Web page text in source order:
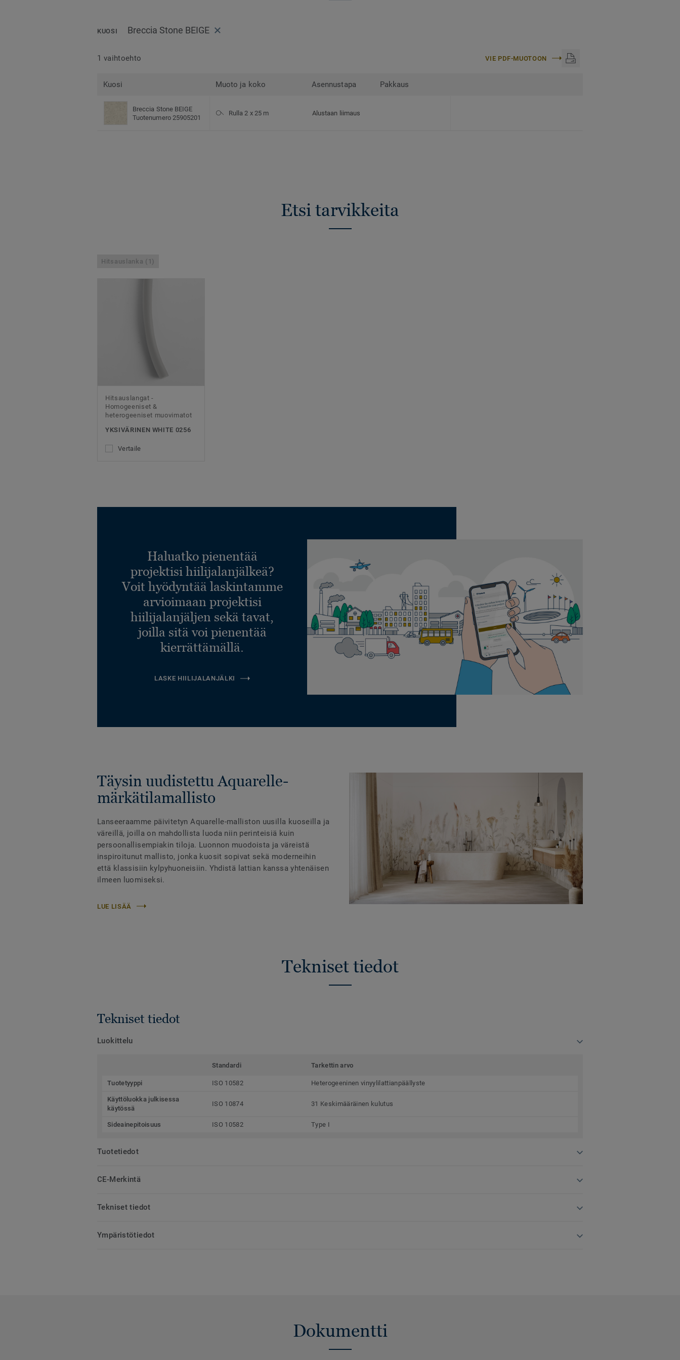
KUOSI Breccia Stone BEIGE
1 vaihtoehto VIE PDF-MUOTOON
Kuosi Muoto ja koko Asennustapa Pakkaus
Breccia Stone BEIGE
Tuotenumero 25905201
Rulla 2 x 25 m Alustaan liimaus
Etsi tarvikkeita
Hitsauslanka (1)
Hitsauslangat -
Homogeeniset &
heterogeeniset muovimatot
YKSIVÄRINEN WHITE 0256
Vertaile
Haluatko pienentää
projektisi hiilijalanjälkeä?
Voit hyödyntää laskintamme
arvioimaan projektisi
hiilijalanjäljen sekä tavat,
joilla sitä voi pienentää
kierrättämällä.
LASKE HIILIJALANJÄLKI
Täysin uudistettu Aquarelle-
märkätilamallisto
Lanseeraamme päivitetyn Aquarelle-malliston uusilla kuoseilla ja
väreillä, joilla on mahdollista luoda niin perinteisiä kuin
persoonallisempiakin tiloja. Luonnon muodoista ja väreistä
inspiroitunut mallisto, jonka kuosit sopivat sekä moderneihin
että klassisiin kylpyhuoneisiin. Yhdistä lattian kanssa yhtenäisen
ilmeen luomiseksi.
LUE LISÄÄ
Tekniset tiedot
Tekniset tiedot
Luokittelu
Standardi Tarkettin arvo
Tuotetyyppi ISO 10582 Heterogeeninen vinyylilattianpäällyste
Käyttöluokka julkisessa
käytössä
ISO 10874 31 Keskimääräinen kulutus
Sideainepitoisuus ISO 10582 Type I
Tuotetiedot
CE-Merkintä
Tekniset tiedot
Ympäristötiedot
Dokumentti